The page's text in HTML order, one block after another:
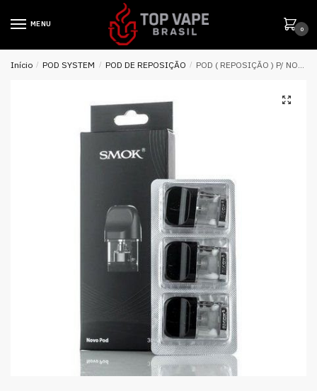
MENU
0
Início / POD SYSTEM / POD DE REPOSIÇÃO / POD ( REPOSIÇÃO ) P/ NOVO POD 1.2Ω 2ML – SMOK